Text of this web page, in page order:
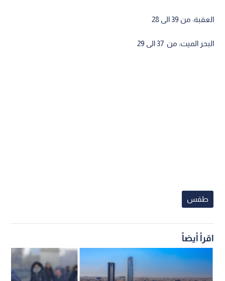
العقبة: من 39 الى 28
البحر الميت: من 37 الى 29
طقس
اقرأ أيضاً